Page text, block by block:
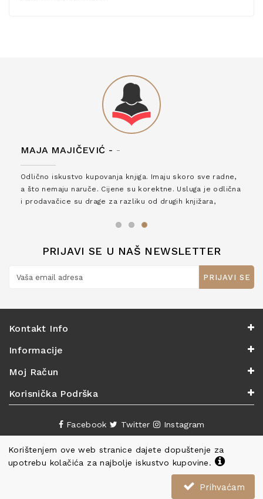
Korištenjem ove web stranice dajete dopuštenje za
upotrebu kolačića za najbolje iskustvo kupovine.
Prihvaćam
MAJA MAJIČEVIĆ - -
Odlično iskustvo kupovanja knjiga. Imaju skoro sve radne,
a što nemaju naruče. Cijene su korektne. Usluga je odlična
i prodavačice su drage za razliku od drugih knjižara,
PRIJAVI SE U NAŠ NEWSLETTER
PRIJAVI SE
Kontakt Info
Informacije
Moj Račun
Korisnička Podrška
Facebook Twitter Instagram